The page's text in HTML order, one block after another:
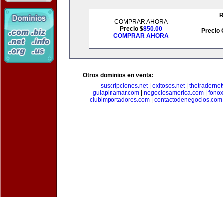
COMPRAR AHORA
Precio $850.00
COMPRAR AHORA
Precio
Otros dominios en venta:
suscripciones.net| exitosos.net|
guiapinamar.com
negociosamerica.com
clubimportadores.com
contactodenegocios.com